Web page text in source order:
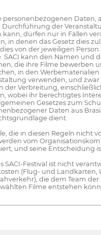
personenbezogenen Daten,
Durchführung der
kann, dürfen nur in Fällen
in denen das Gesetz dies
von der jeweiligen
SACI kann den Namen und
die ihre Filme bewerben
in den Werbematerialien
verwenden, und zwar
der Verbreitung,
wobei ihr berechtigtes
Gesetzes zum
Daten aus
dient.
die in diesen Regeln nicht
vom
und seine Entscheidung
SACI-Festival ist nicht
(Flug- und Landkarten,
die dem Team der
Filme entstehen